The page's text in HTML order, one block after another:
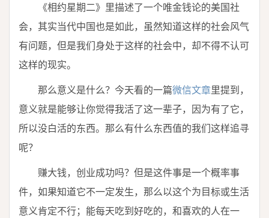
《相约星期二》里描述了一个唯金钱论的美国社
会，其实当代中国也是如此，虽然知道这样的社会风气
有问题，但是我们身处于这样的社会中，却不得不认可
这样的现实。
那么意义是什么？今天看的一篇微信文章里提到，
意义就是能够让你觉得我活了这一辈子，因为有了它，
所以没白活的东西。那么有什么东西值的我们这样追寻
呢？
赚大钱，创业成功吗？但是这件事是一个概率事
件，如果知道它不一定发生，那么以这个为目标或生活
意义肯定不行；能每天吃到好吃的，和喜欢的人在一